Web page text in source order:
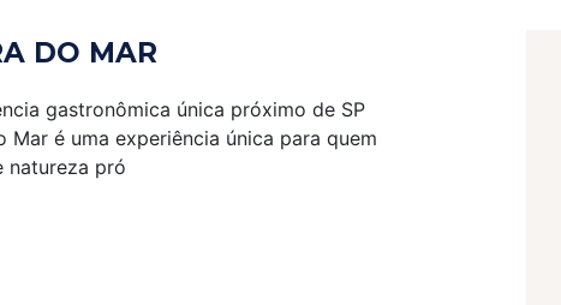
DO MAR
gastronômica única próximo de SP
é uma experiência única para quem
natureza pró